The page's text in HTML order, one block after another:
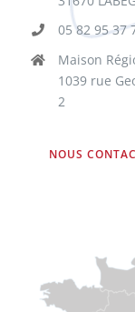
05 82 95 37
Maison
1039 rue
2
NOUS